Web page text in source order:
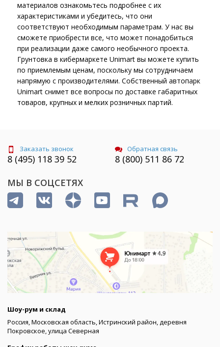
материалов ознакомьтесь подробнее с их
характеристиками и убедитесь, что они
соответствуют необходимым параметрам. У нас вы
сможете приобрести все, что может понадобиться
при реализации даже самого необычного проекта.
Грунтовка в кибермаркете Unimart вы можете купить
по приемлемым ценам, поскольку мы сотрудничаем
напрямую с производителями. Собственный автопарк
Unimart снимет все вопросы по доставке габаритных
товаров, крупных и мелких розничных партий.
Заказать звонок
8 (495) 118 39 52
Обратная связь
8 (800) 511 86 72
МЫ В СОЦСЕТЯХ
Шоу-рум и склад
Россия, Московская область, Истринский район, деревня
Покровское, улица Северная